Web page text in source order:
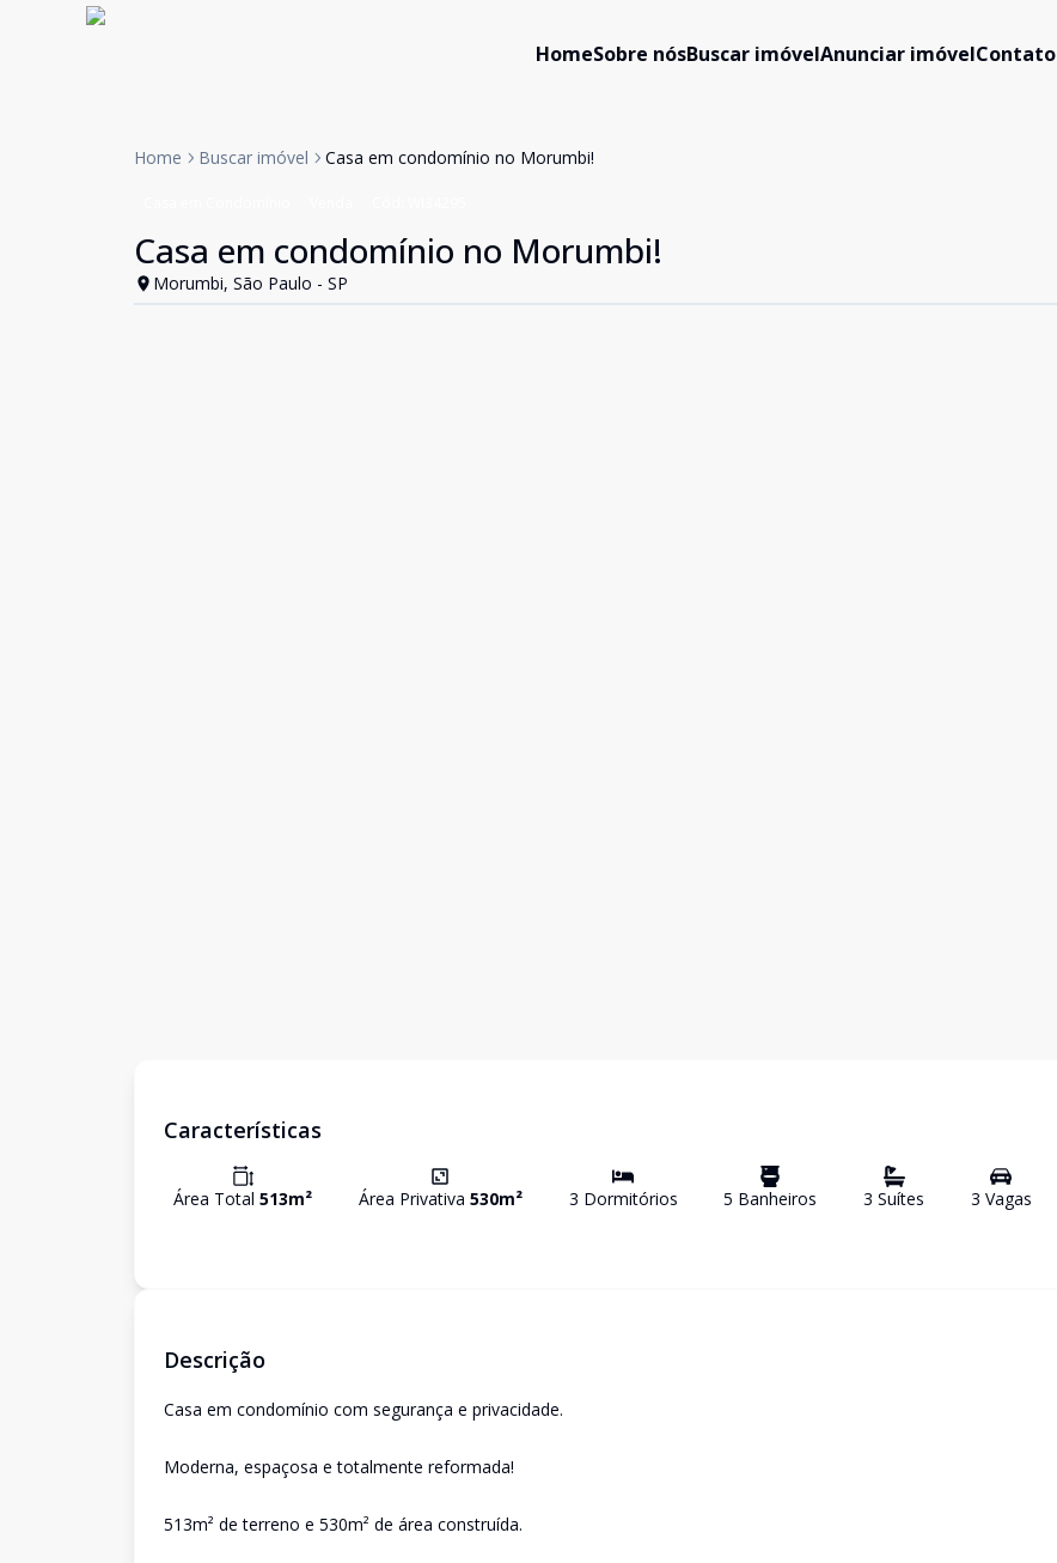
HomeSobre nósBuscar imóvelAnunciar imóvelContato
Home Buscar imóvel Casa em condomínio no Morumbi!
Casa em condomínio no Morumbi!
Morumbi, São Paulo - SP
Características
Área Total 513m² Área Privativa 530m² 3 Dormitórios 5 Banheiros 3 Suítes 3 Vagas
Descrição
Casa em condomínio com segurança e privacidade.
Moderna, espaçosa e totalmente reformada!
513m² de terreno e 530m² de área construída.